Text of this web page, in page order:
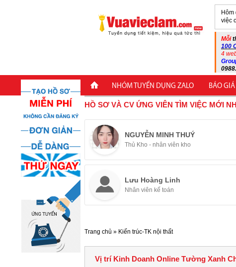
Hôm
việc
Mỗi
100
4
NHÓM TUYỂN DỤNG ZALO BÁO
HỒ SƠ VÀ CV ỨNG VIÊN TÌM VIỆC MỚI
NGUYỄN MINH THUÝ
Thủ Kho - nhân viên kho
Lưu Hoàng Linh
Nhân viên kế toán
Trang chủ » Kiến trúc-TK nội thất
Vị trí Kinh Doanh Online Tường Xanh